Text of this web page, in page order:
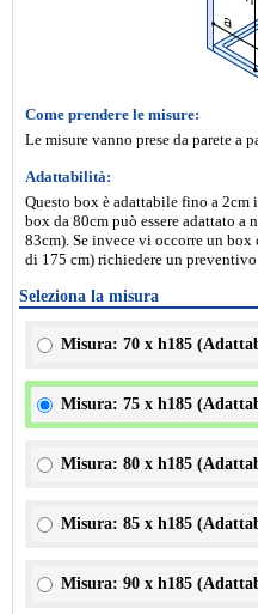
Come prendere le misure:
Le misure vanno prese da parete a
Adattabilità:
Questo box è adattabile fino a
box da 80cm può essere adattato a
83cm). Se invece vi occorre un
di 175 cm) richiedere un
Seleziona la misura
Misura: 70 x h185
Misura: 75 x h185
Misura: 80 x h185
Misura: 85 x h185
Misura: 90 x h185